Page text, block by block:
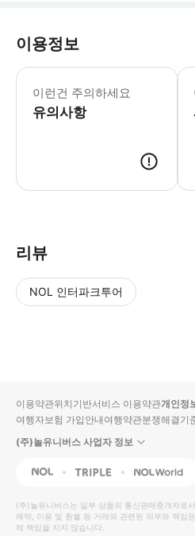
이용정보
이런건 주의하세요
유의사항
-
-
-
-
-
리뷰
NOL 인터파크투어
입니
다.
높
은
동
영
순
상
이용약관위치기반서비스 이용약관개인정
여행자보험 가입안내여행약관분쟁해결기
(주)놀유니버스 사업자 정보
NOL Triple Interpark
(주)놀유니버스는 일부 상품의 통신판매중개자로
예약, 이용 및 환불 등 거래와 관련된 의무와 책임
체 책임을 지지 않습니다.